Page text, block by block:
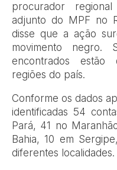
procurador
adjunto do MPF no
disse que a ação
movimento negro.
encontrados estão
regiões do país.
Conforme os dados
identificadas 54
Pará, 41 no
Bahia, 10 em
diferentes localidades.